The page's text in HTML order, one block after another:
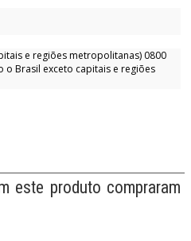
e regiões metropolitanas) 0800
o Brasil exceto capitais e regiões
este produto compraram